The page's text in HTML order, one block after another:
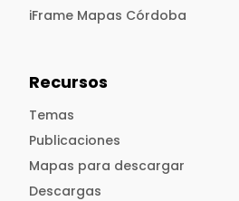
iFrame Mapas Córdoba
Recursos
Temas
Publicaciones
Mapas para descargar
Descargas